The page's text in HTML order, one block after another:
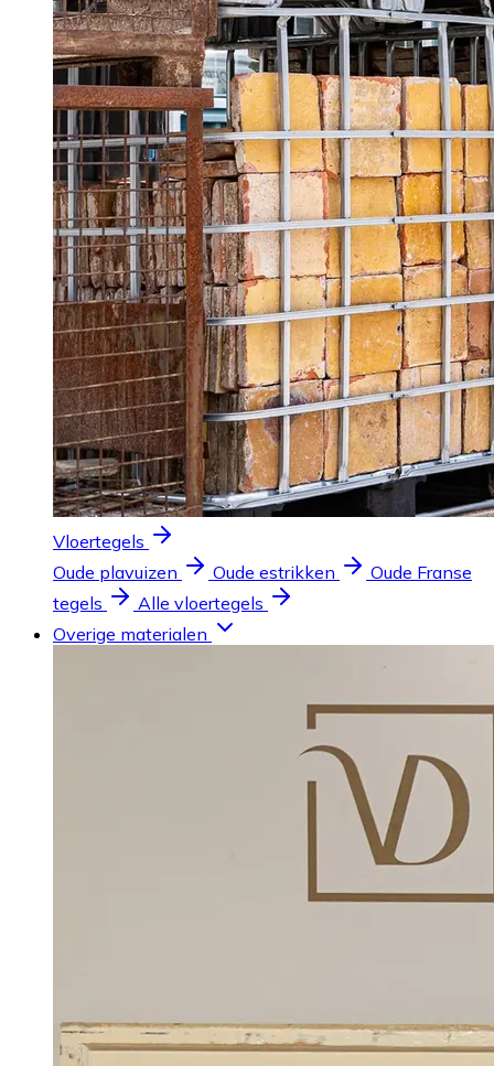
Vloertegels
Oude plavuizen
Oude estrikken
Oude Franse
tegels
Alle vloertegels
Overige materialen